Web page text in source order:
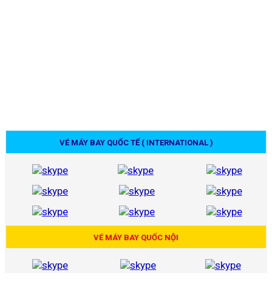
VÉ MÁY BAY QUỐC TẾ ( INTERNATIONAL )
VÉ MÁY BAY QUỐC NỘI